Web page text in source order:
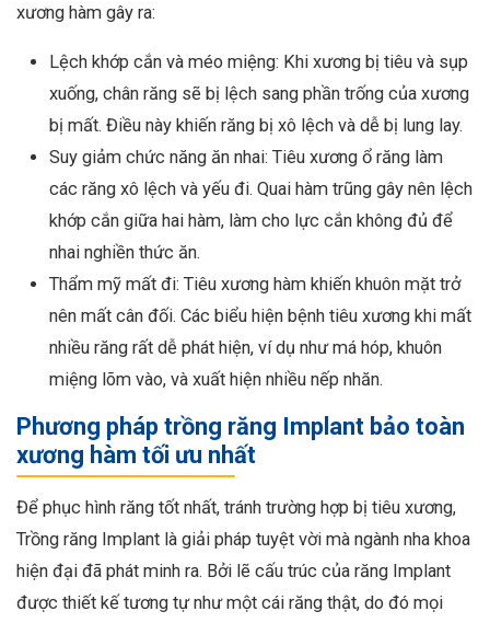
xương hàm gây ra:
Lệch khớp cắn và méo miệng: Khi xương bị tiêu và sụp
xuống, chân răng sẽ bị lệch sang phần trống của xương
bị mất. Điều này khiến răng bị xô lệch và dễ bị lung lay.
Suy giảm chức năng ăn nhai: Tiêu xương ổ răng làm
các răng xô lệch và yếu đi. Quai hàm trũng gây nên lệch
khớp cắn giữa hai hàm, làm cho lực cắn không đủ để
nhai nghiền thức ăn.
Thẩm mỹ mất đi: Tiêu xương hàm khiến khuôn mặt trở
nên mất cân đối. Các biểu hiện bệnh tiêu xương khi mất
nhiều răng rất dễ phát hiện, ví dụ như má hóp, khuôn
miệng lõm vào, và xuất hiện nhiều nếp nhăn.
Phương pháp trồng răng Implant bảo toàn
xương hàm tối ưu nhất
Để phục hình răng tốt nhất, tránh trường hợp bị tiêu xương,
Trồng răng Implant là giải pháp tuyệt vời mà ngành nha khoa
hiện đại đã phát minh ra. Bởi lẽ cấu trúc của răng Implant
được thiết kế tương tự như một cái răng thật, do đó mọi